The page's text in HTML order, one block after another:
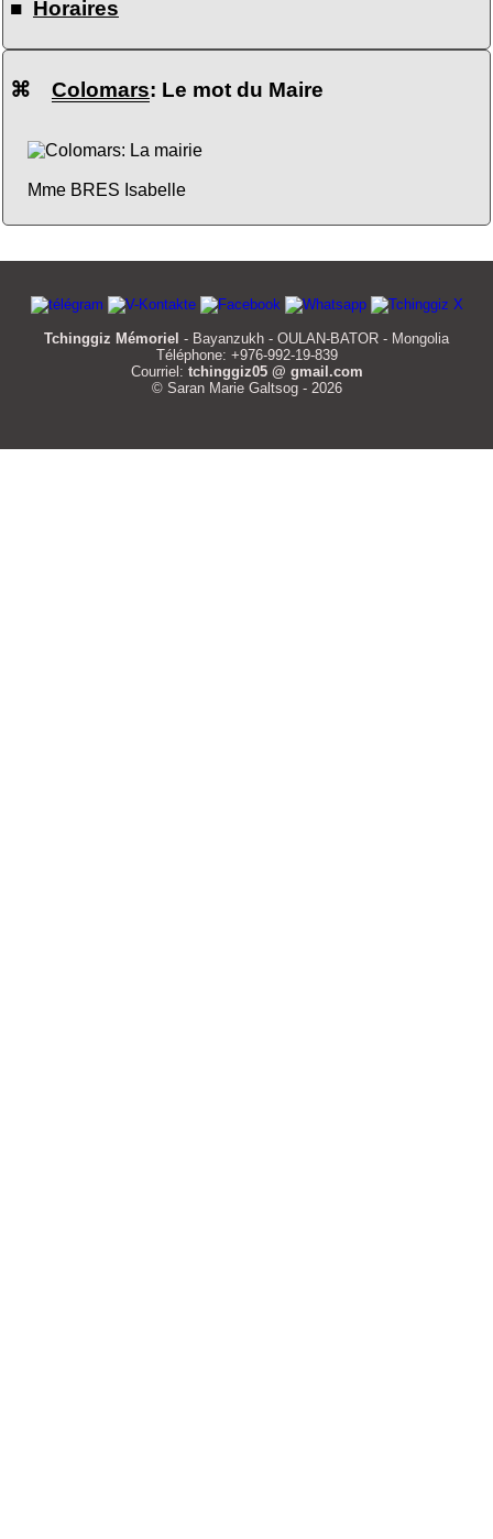
■ Horaires
⌘ Colomars: Le mot du Maire
Mme BRES Isabelle
Tchinggiz Mémoriel - Bayanzukh - OULAN-BATOR - Mongolia
Téléphone: +976-992-19-839
Courriel: tchinggiz05 @ gmail.com
© Saran Marie Galtsog - 2026